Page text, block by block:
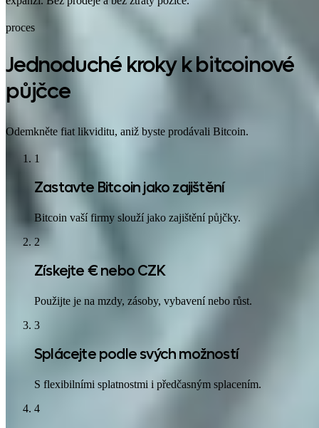
proces
Jednoduché kroky k bitcoinové
půjčce
Odemkněte fiat likviditu, aniž byste prodávali Bitcoin.
1
Zastavte Bitcoin jako zajištění
Bitcoin vaší firmy slouží jako zajištění půjčky.
2
Získejte € nebo CZK
Použijte je na mzdy, zásoby, vybavení nebo růst.
3
Splácejte podle svých možností
S flexibilními splatnostmi i předčasným splacením.
4